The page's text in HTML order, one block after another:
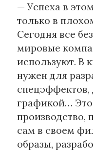
— Успеха в
только в
Сегодня все
мировые
используют. В
нужен для
спецэффектов,
графикой…
производство,
сам в своем
образы,